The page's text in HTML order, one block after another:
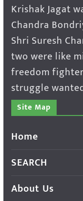
Krishak Jagat
Chandra
Shri Suresh
two were like
freedom
struggle
Site Map
Home
SEARCH
About Us